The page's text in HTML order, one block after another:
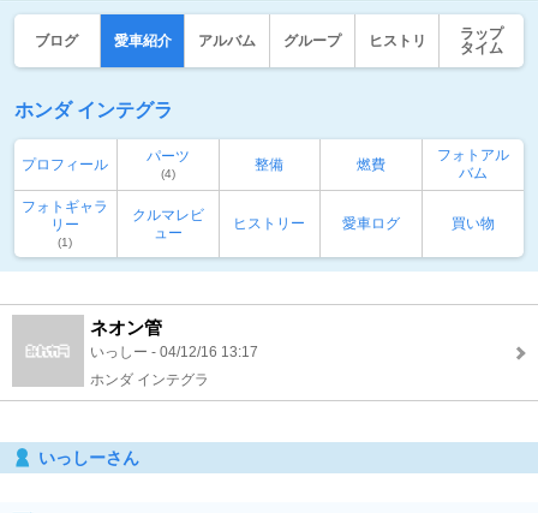
ブログ 愛車紹介 アルバム グループ ヒストリ
ラップ
タイム
ホンダ インテグラ
プロフィール パーツ
(4)
整備 燃費
フォトアル
バム
フォトギャラ
リー
(1)
クルマレビ
ュー
ヒストリー 愛車ログ 買い物
ネオン管
いっしー - 04/12/16 13:17
ホンダ インテグラ
いっしーさん